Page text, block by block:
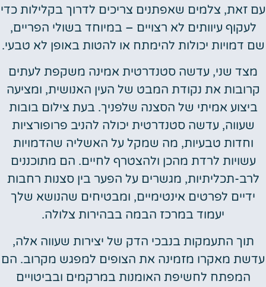
עם זאת, צלמים שאפתנים צריכים לדרוך בקלילות כדי
לעקוף עיוותים לא רצויים – במיוחד בשולי הפריים,
שם דמויות יכולות להימתח או להטות באופן לא טבעי.
מצד שני, עדשה סטנדרטית אמינה משקפת לעתים
קרובות את נקודת המבט של העין האנושית, ומציעה
ביצוע אמיתי של הסצנה שלפניך. בעת צילום בובות
שעווה, עדשה סטנדרטית יכולה להניב פרופורציות
וחדות טבעיות, מה שמקל על האשליה שהדמויות
עשויות לרדת מהכן ולהצטרף לחיים. הם מתוכננים
לרב-תכליתיות, מגשרים על הפער בין סצנות רחבות
ידיים לפרטים אינטימיים, ומבטיחים שהנושא שלך
יעמוד במרכז הבמה בבהירות צלולה.
תוך התעמקות בנבכי הדק של יצירות שעווה אלה,
עדשת מאקרו מזמינה את הצופים למפגש מקרוב. הם
המפתח לחשיפת האומנות במרקמים ובביטויים